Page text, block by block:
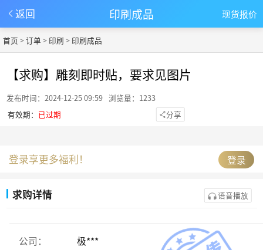
返回 印刷成品 现货报价
首页 >订单 > 印刷 > 印刷成品
【求购】雕刻即时贴，要求见图片
发布时间：2024-12-25 09:59 浏览量：1233
有效期： 已过期 分享
登录享更多福利！ 登录
求购详情 语音播放
公司： 极***